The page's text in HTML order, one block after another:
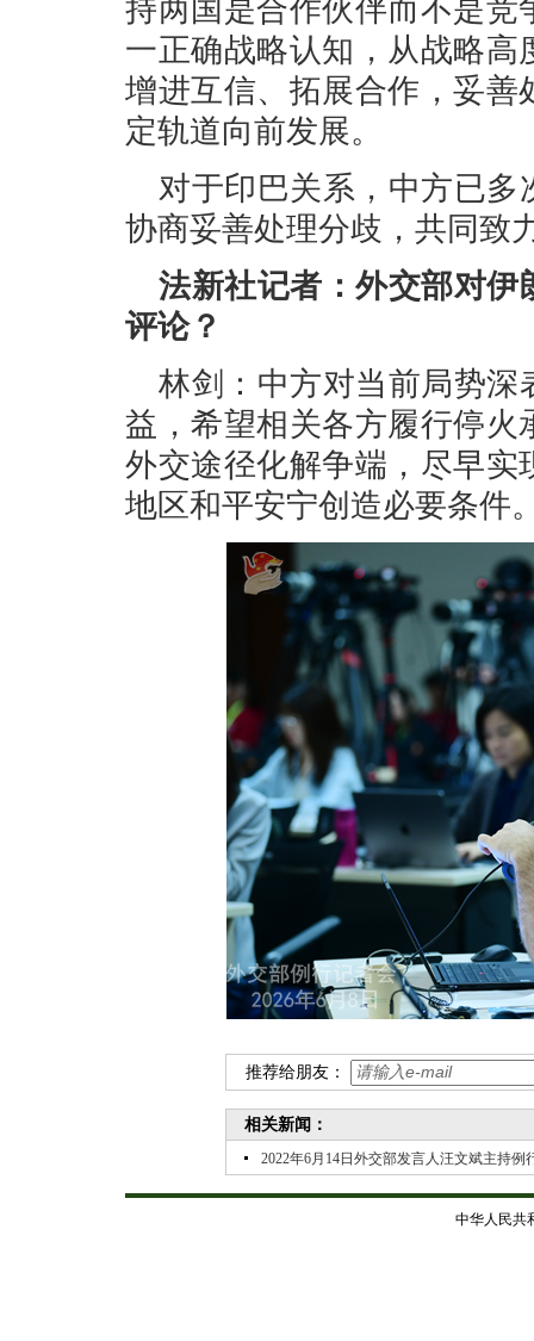
持两国是合作伙伴而不是
一正确战略认知，从战略
增进互信、拓展合作，妥
定轨道向前发展。
对于印巴关系，中方已多
协商妥善处理分歧，共同致
法新社记者：外交部对伊
评论？
林剑：中方对当前局势深
益，希望相关各方履行停
外交途径化解争端，尽早
地区和平安宁创造必要条件
推荐给朋友：
相关新闻：
2022年6月14日外交部发言人汪文斌主持例
中华人民共